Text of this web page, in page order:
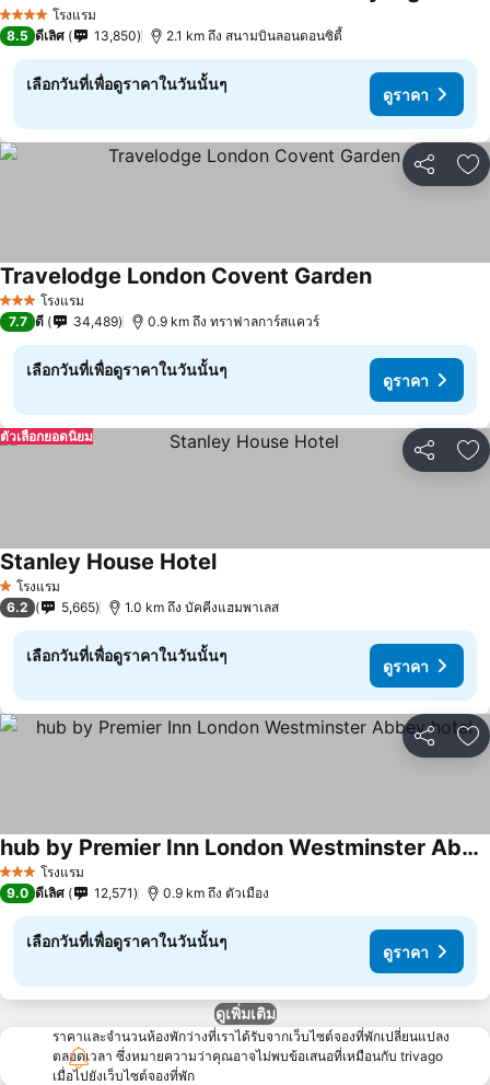
4 ดาว โรงแรม
8.5 ดีเลิศ 13,850 2.1 km ถึง สนามบินลอนดอนซิตี้
เลือกวันที่เพื่อดูราคาในวันนั้นๆ
ดูราคา
แชร์ เ
3 ดาว โรงแรม
Travelodge London Covent Gardenดูราคา
7.7 ดี 34,489 0.9 km ถึง ทราฟาลการ์สแควร์
เลือกวันที่เพื่อดูราคาในวันนั้นๆ
ดูราคา
แชร์ เ
ตัวเลือกยอดนิยม
1 ดาวโรงแรม
Stanley House Hotelดูราคา
6.2 5,665 1.0 km ถึง บัคคีงแฮมพาเลส
เลือกวันที่เพื่อดูราคาในวันนั้นๆ
ดูราคา
แชร์ เ
3 ดาว โรงแรม
hub by Premier Inn London Westminster Abbey hotel
ดูราคา
9.0 ดีเลิศ 12,571 0.9 km ถึง ตัวเมือง
เลือกวันที่เพื่อดูราคาในวันนั้นๆ
ดูราคา
ดูเพิ่มเติม
ราคาและจำนวนห้องพักว่างที่เราได้รับจากเว็บไซต์จองที่พักเปลี่ยนแปลง
ตลอดเวลา ซึ่งหมายความว่าคุณอาจไม่พบข้อเสนอที่เหมือนกับ trivago
เมื่อไปยังเว็บไซต์จองที่พัก